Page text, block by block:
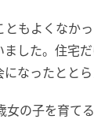
もよくなか
した。住宅
なったととら
の子を育て